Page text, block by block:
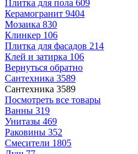
Плитка для пола 609
Керамогранит 9404
Мозаика 830
Клинкер 106
Плитка для фасадов 214
Клей и затирка 106
Вернуться обратно
Сантехника 3589
Сантехника 3589
Посмотреть все товары
Ванны 319
Унитазы 469
Раковины 352
Смесители 1805